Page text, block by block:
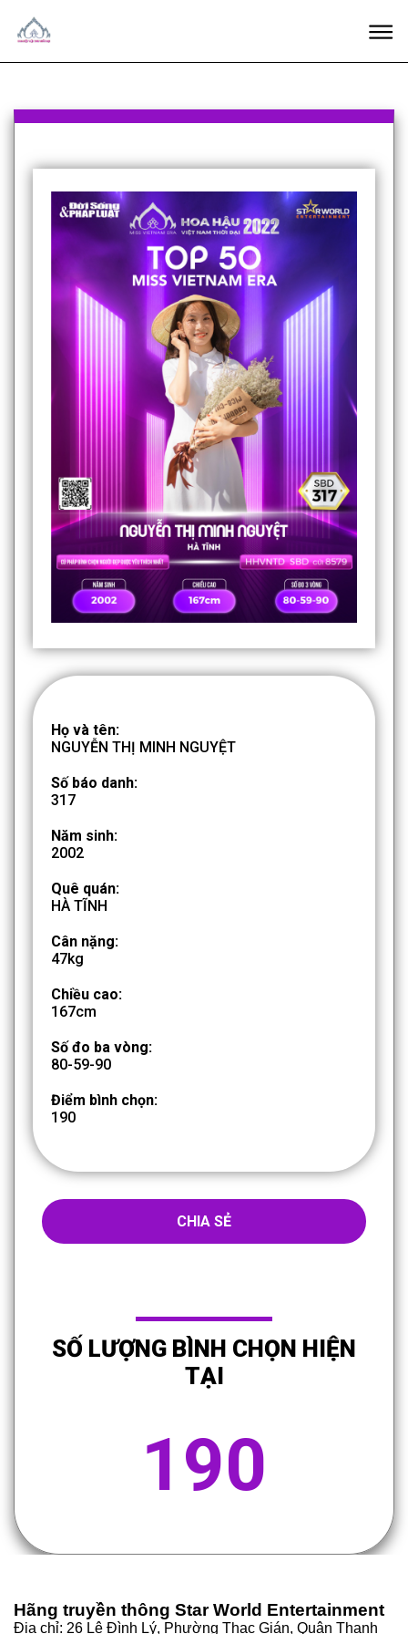
Họ và tên:
NGUYỄN THỊ MINH NGUYỆT
Số báo danh:
317
Năm sinh:
2002
Quê quán:
HÀ TĨNH
Cân nặng:
47kg
Chiều cao:
167cm
Số đo ba vòng:
80-59-90
Điểm bình chọn:
190
CHIA SẺ
SỐ LƯỢNG BÌNH CHỌN HIỆN
TẠI
190
Hãng truyền thông Star World Entertainment
Địa chỉ: 26 Lê Đình Lý, Phường Thạc Gián, Quận Thanh